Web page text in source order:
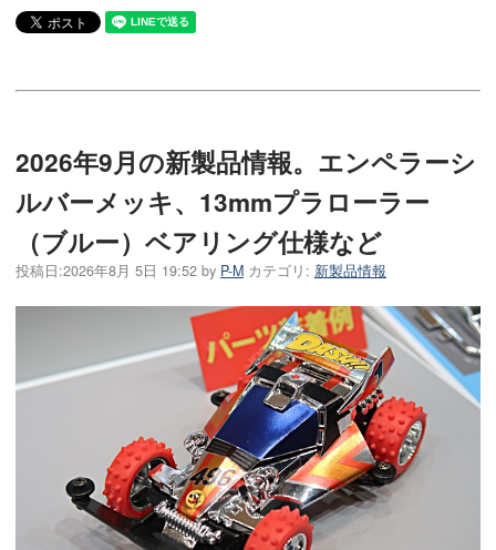
2026年9月の新製品情報。エンペラーシ
ルバーメッキ、13mmプラローラー
（ブルー）ベアリング仕様など
投稿日:2026年8月 5日 19:52 by P-M カテゴリ: 新製品情報